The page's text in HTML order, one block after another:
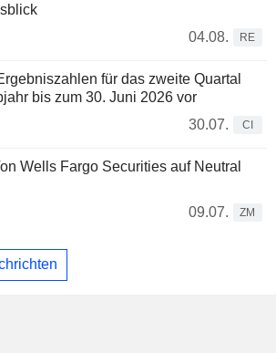
04.08.
RE
für das zweite Quartal
bis zum 30. Juni 2026 vor
30.07.
CI
Wells Fargo Securities auf Neutral
09.07.
ZM